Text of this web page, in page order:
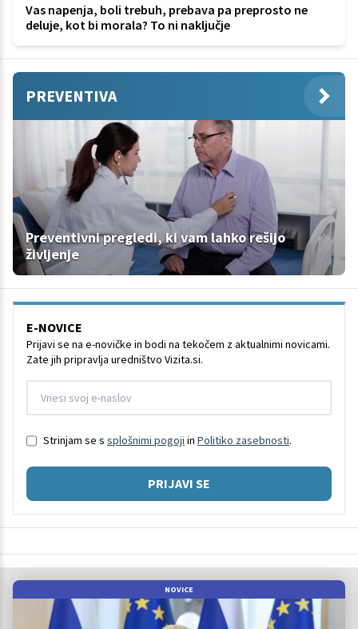
Vas napenja, boli trebuh, prebava pa preprosto ne
deluje, kot bi morala? To ni naključje
PREVENTIVA
Preventivni pregledi, ki vam lahko rešijo
življenje
E-NOVICE
Prijavi se na e-novičke in bodi na tekočem z aktualnimi novicami.
Zate jih pripravlja uredništvo Vizita.si.
Strinjam se s splošnimi pogoji in Politiko zasebnosti.
PRIJAVI SE
NOVICE